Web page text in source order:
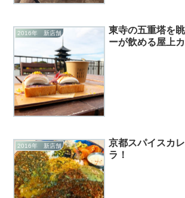
2016年 新店舗
東寺の五重塔を
ーが飲める屋上カ
2016年 新店舗
京都スパイスカ
ラ！